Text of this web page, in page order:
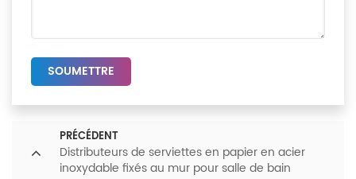
SOUMETTRE
PRÉCÉDENT
Distributeurs de serviettes en papier en acier
inoxydable fixés au mur pour salle de bain